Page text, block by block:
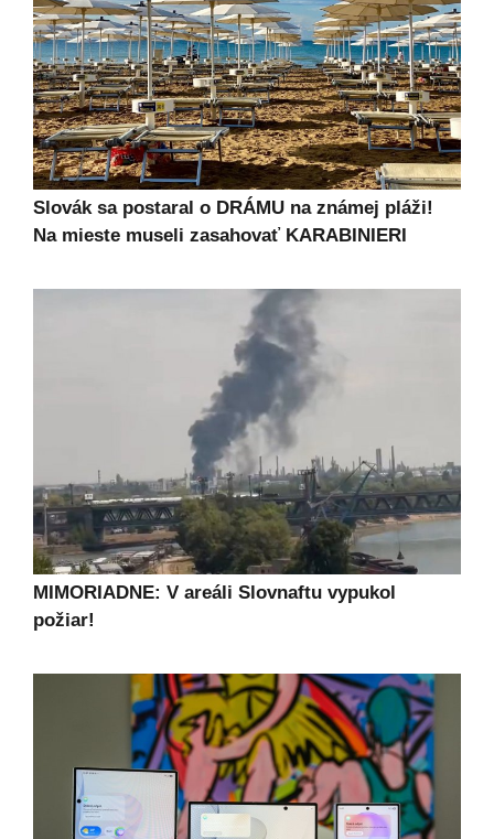
Slovák sa postaral o DRÁMU na známej pláži!
Na mieste museli zasahovať KARABINIERI
MIMORIADNE: V areáli Slovnaftu vypukol
požiar!